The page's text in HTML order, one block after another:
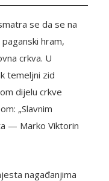
se da se na
hram,
crkva. U
temeljni zid
dijelu crkve
„Slavnim
— Marko Viktorin
nagađanjima